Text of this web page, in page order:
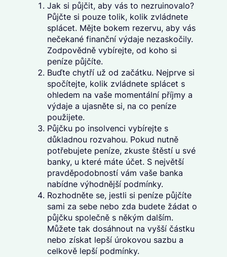
Jak si půjčit, aby vás to nezruinovalo?
Půjčte si pouze tolik, kolik zvládnete
splácet. Mějte bokem rezervu, aby vás
nečekané finanční výdaje nezaskočily.
Zodpovědně vybírejte, od koho si
peníze půjčíte.
Buďte chytří už od začátku. Nejprve si
spočítejte, kolik zvládnete splácet s
ohledem na vaše momentální příjmy a
výdaje a ujasněte si, na co peníze
použijete.
Půjčku po insolvenci vybírejte s
důkladnou rozvahou. Pokud nutně
potřebujete peníze, zkuste štěstí u své
banky, u které máte účet. S největší
pravděpodobností vám vaše banka
nabídne výhodnější podmínky.
Rozhodněte se, jestli si peníze půjčíte
sami za sebe nebo zda budete žádat o
půjčku společně s někým dalším.
Můžete tak dosáhnout na vyšší částku
nebo získat lepší úrokovou sazbu a
celkově lepší podmínky.